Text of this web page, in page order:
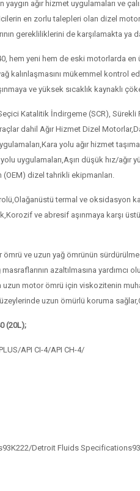
yaygın ağır hizmet uygulamaları ve
en zorlu talepleri olan dizel
gerekliliklerini de karşılamakta ya
hem yeni hem de eski motorlarda
kalınlaşmasını mükemmel kontrol
ve yüksek sıcaklık kaynaklı
Katalitik İndirgeme (SCR),
dahil Ağır Hizmet Dizel
yolu ağır hizmet
uygulamaları,Aşırı düşük hız/
dizel tahrikli ekipmanları.
termal ve oksidasyon
ve abresif aşınmaya karşı
ve uzun yağ ömrünün
azaltılmasına yardımcı
motor ömrü için viskozitenin
uzun ömürlü koruma
(20L);
API CI-4/API CH-4/
Detroit Fluids